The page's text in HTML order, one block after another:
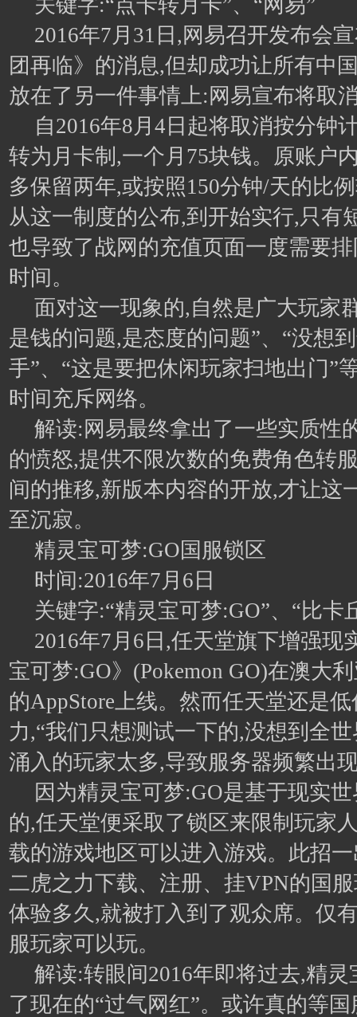
关键字:“点卡转月卡”、“网易”
2016年7月31日,网易召开发布会
团再临》的消息,但却成功让所有中
放在了另一件事情上:网易宣布将取
自2016年8月4日起将取消按分钟
转为月卡制,一个月75块钱。原账户
多保留两年,或按照150分钟/天的比
从这一制度的公布,到开始实行,只有
也导致了战网的充值页面一度需要
时间。
面对这一现象的,自然是广大玩家
是钱的问题,是态度的问题”、“没想
手”、“这是要把休闲玩家扫地出门”
时间充斥网络。
解读:网易最终拿出了一些实质性
的愤怒,提供不限次数的免费角色转
间的推移,新版本内容的开放,才让这
至沉寂。
精灵宝可梦:GO国服锁区
时间:2016年7月6日
关键字:“精灵宝可梦:GO”、“比卡
2016年7月6日,任天堂旗下增强现
宝可梦:GO》(Pokemon GO)在澳大
的AppStore上线。然而任天堂还是
力,“我们只想测试一下的,没想到全
涌入的玩家太多,导致服务器频繁出
因为精灵宝可梦:GO是基于现实
的,任天堂便采取了锁区来限制玩家
载的游戏地区可以进入游戏。此招
二虎之力下载、注册、挂VPN的国
体验多久,就被打入到了观众席。仅
服玩家可以玩。
解读:转眼间2016年即将过去,精
了现在的“过气网红”。或许真的等